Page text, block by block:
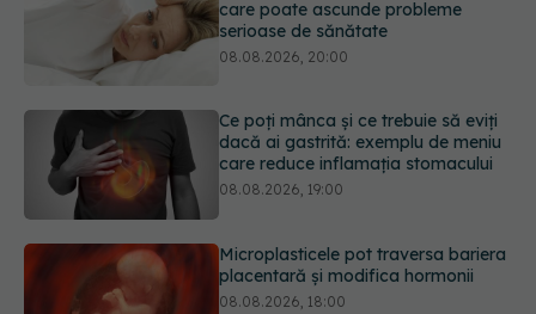
Ce poți mânca și ce trebuie să eviți
dacă ai gastrită: exemplu de meniu
care reduce inflamația stomacului
Microplasticele pot traversa bariera
placentară și modifica hormonii
08.08.2026, 18:00
Trucul genial cu ceai negru pentru
păr. Tot mai multe femei îl adoră